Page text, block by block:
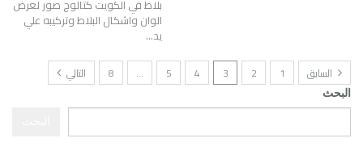
بلاط في الكويت كتالوج صور لعرض
الوان واشكال البلاط وتركيبه علي
يد…
السابق 1
2
3
4
5
…
8 التالي
البحث